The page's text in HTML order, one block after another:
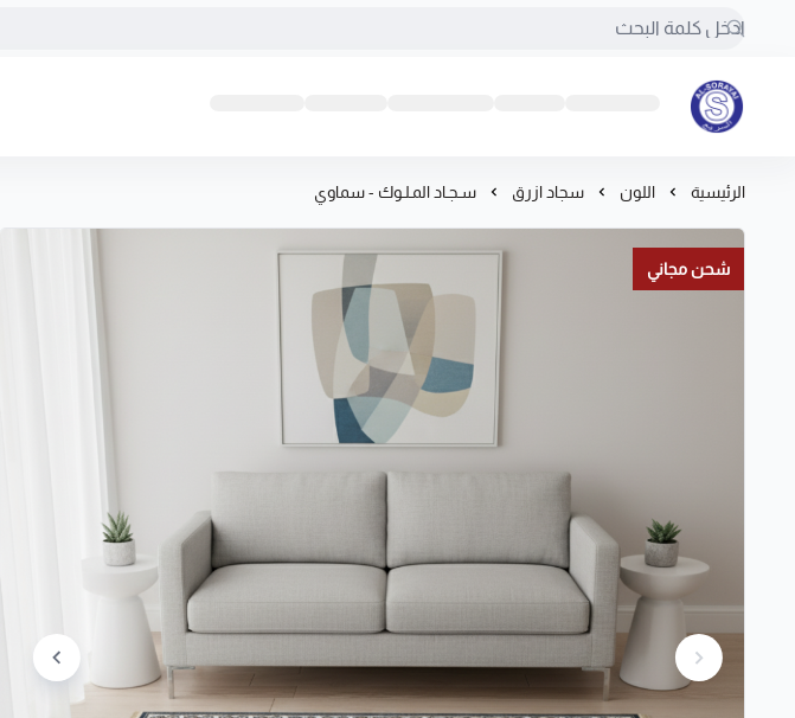
مفروشات السريع-اكبر متجر سجاد في المملكة
الرئيسية اللون سجاد ازرق سـجـاد المـلـوك - سماوي
شحن مجاني